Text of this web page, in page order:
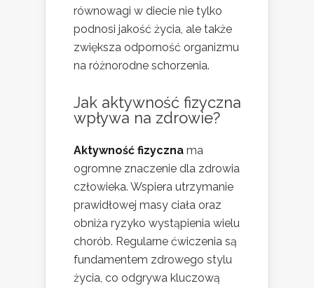
równowagi w diecie nie tylko
podnosi jakość życia, ale także
zwiększa odporność organizmu
na różnorodne schorzenia.
Jak aktywność fizyczna
wpływa na zdrowie?
Aktywność fizyczna ma
ogromne znaczenie dla zdrowia
człowieka. Wspiera utrzymanie
prawidłowej masy ciała oraz
obniża ryzyko wystąpienia wielu
chorób. Regularne ćwiczenia są
fundamentem zdrowego stylu
życia, co odgrywa kluczową